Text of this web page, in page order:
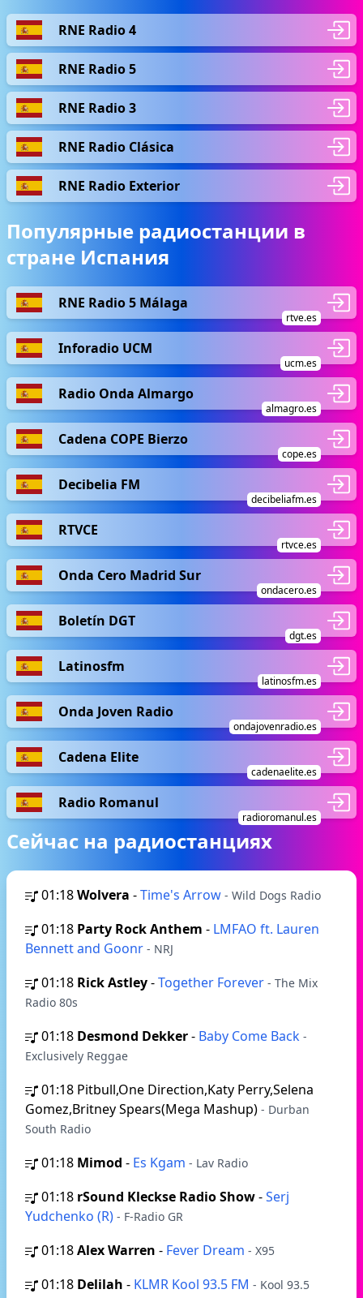
RNE Radio 4
RNE Radio 5
RNE Radio 3
RNE Radio Clásica
RNE Radio Exterior
Популярные радиостанции в
стране Испания
RNE Radio 5 Málaga
rtve.es
Inforadio UCM
ucm.es
Radio Onda Almargo
almagro.es
Cadena COPE Bierzo
cope.es
Decibelia FM
decibeliafm.es
RTVCE
rtvce.es
Onda Cero Madrid Sur
ondacero.es
Boletín DGT
dgt.es
Latinosfm
latinosfm.es
Onda Joven Radio
ondajovenradio.es
Cadena Elite
cadenaelite.es
Radio Romanul
radioromanul.es
Сейчас на радиостанциях
01:18Wolvera -Time's Arrow - Wild Dogs Radio
01:18 Party Rock Anthem - LMFAO ft. Lauren
Bennett and Goonr - NRJ
01:18 Rick Astley-Together Forever - The Mix
Radio 80s
01:18 Desmond Dekker- Baby Come Back -
Exclusively Reggae
01:18 Pitbull,One Direction,Katy Perry,Selena
Gomez,Britney Spears(Mega Mashup) - Durban
South Radio
01:18 Mimod - Es Kgam - Lav Radio
01:18 rSound Kleckse Radio Show-Serj
Yudchenko (R) - F-Radio GR
01:18Alex Warren - Fever Dream - X95
01:18 Delilah - KLMR Kool 93.5 FM - Kool 93.5